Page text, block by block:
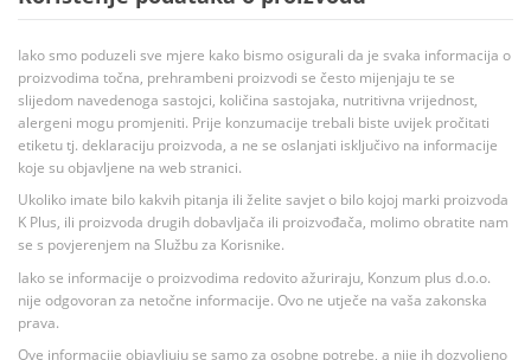
Iako smo poduzeli sve mjere kako bismo osigurali da je svaka informacija o
proizvodima točna, prehrambeni proizvodi se često mijenjaju te se
slijedom navedenoga sastojci, količina sastojaka, nutritivna vrijednost,
alergeni mogu promjeniti. Prije konzumacije trebali biste uvijek pročitati
etiketu tj. deklaraciju proizvoda, a ne se oslanjati isključivo na informacije
koje su objavljene na web stranici.
Ukoliko imate bilo kakvih pitanja ili želite savjet o bilo kojoj marki proizvoda
K Plus, ili proizvoda drugih dobavljača ili proizvođača, molimo obratite nam
se s povjerenjem na Službu za Korisnike.
Iako se informacije o proizvodima redovito ažuriraju, Konzum plus d.o.o.
nije odgovoran za netočne informacije. Ovo ne utječe na vaša zakonska
prava.
Ove informacije objavljuju se samo za osobne potrebe, a nije ih dozvoljeno